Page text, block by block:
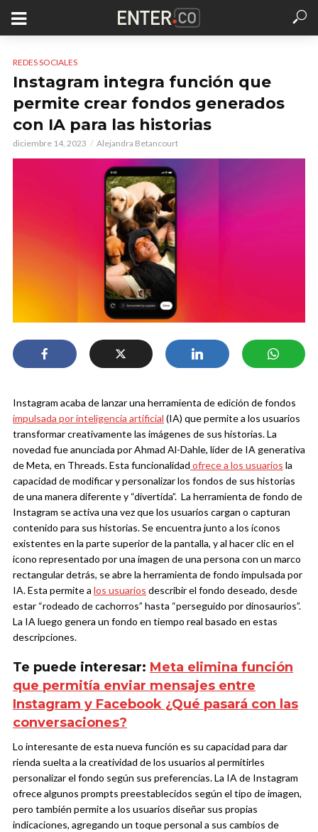
REDES SOCIALES
Instagram integra función que
permite crear fondos generados
con IA para las historias
diciembre 14, 2023 Alejandra Betancourt
Instagram acaba de lanzar una herramienta de edición de fondos
impulsada por inteligencia artificial (IA) que permite a los usuarios
transformar creativamente las imágenes de sus historias. La
novedad fue anunciada por Ahmad Al-Dahle, líder de IA generativa
de Meta, en Threads.Esta funcionalidad ofrece a los usuarios la
capacidad de modificar y personalizar los fondos de sus historias
de una manera diferente y “divertida”. La herramienta de fondo de
Instagram se activa una vez que los usuarios cargan o capturan
contenido para sus historias. Se encuentra junto a los íconos
existentes en la parte superior de la pantalla, y al hacer clic en el
icono representado por una imagen de una persona con un marco
rectangular detrás, se abre la herramienta de fondo impulsada por
IA.Esta permite a los usuarios describir el fondo deseado, desde
estar “rodeado de cachorros” hasta “perseguido por dinosaurios”.
La IA luego genera un fondo en tiempo real basado en estas
descripciones.
Te puede interesar: Meta elimina función
que permitía enviar mensajes entre
Instagram y Facebook ¿Qué pasará con las
conversaciones?
Lo interesante de esta nueva función es su capacidad para dar
rienda suelta a la creatividad de los usuarios al permitirles
personalizar el fondo según sus preferencias. La IA de Instagram
ofrece algunos prompts preestablecidos según el tipo de imagen,
pero también permite a los usuarios diseñar sus propias
indicaciones, agregando un toque personal a sus cambios de